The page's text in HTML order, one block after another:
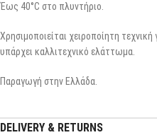
Έως 40°C στο πλυντήριο.
Χρησιμοποιείται χειροποίητη
υπάρχει καλλιτεχνικό ελάττωμα.
Παραγωγή στην Ελλάδα.
DELIVERY & RETURNS